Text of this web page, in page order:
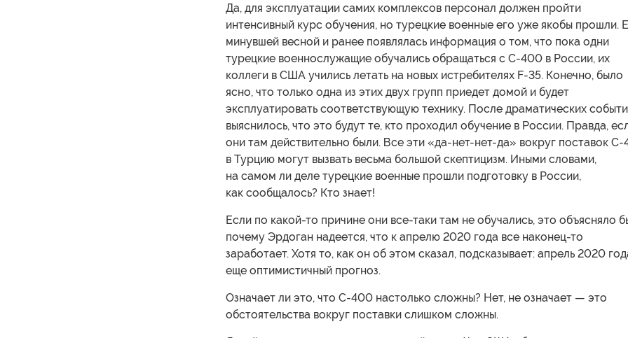
Да, для эксплуатации самих комплексов персонал должен пройти
интенсивный курс обучения, но турецкие военные его уже якобы прошли.
минувшей весной и ранее появлялась информация о том, что пока одни
турецкие военнослужащие обучались обращаться с С-400 в России, их
коллеги в США учились летать на новых истребителях F-35. Конечно, было
ясно, что только одна из этих двух групп приедет домой и будет
эксплуатировать соответствующую технику. После драматических
выяснилось, что это будут те, кто проходил обучение в России. Правда,
они там действительно были. Все эти «да-нет-нет-да» вокруг поставок
в Турцию могут вызвать весьма большой скептицизм. Иными словами,
на самом ли деле турецкие военные прошли подготовку в России,
как сообщалось? Кто знает!
Если по какой-то причине они все-таки там не обучались, это объясняло
почему Эрдоган надеется, что к апрелю 2020 года все наконец-то
заработает. Хотя то, как он об этом сказал, подсказывает: апрель 2020
еще оптимистичный прогноз.
Означает ли это, что С-400 настолько сложны? Нет, не означает — это
обстоятельства вокруг поставки слишком сложны.